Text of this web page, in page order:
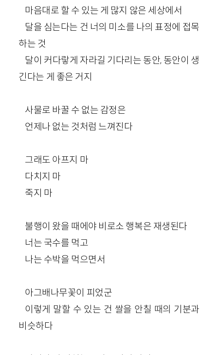
마음대로 할 수 있는 게 많지 않은 세상에서
달을 심는다는 건 너의 미소를 나의 표정에 접목
하는 것
달이 커다랗게 자라길 기다리는 동안, 동안이 생
긴다는 게 좋은 거지
사물로 바꿀 수 없는 감정은
언제나 없는 것처럼 느껴진다
그래도 아프지 마
다치지 마
죽지 마
불행이 왔을 때에야 비로소 행복은 재생된다
너는 국수를 먹고
나는 수박을 먹으면서
아그배나무꽃이 피었군
이렇게 말할 수 있는 건 쌀을 안칠 때의 기분과
비슷하다